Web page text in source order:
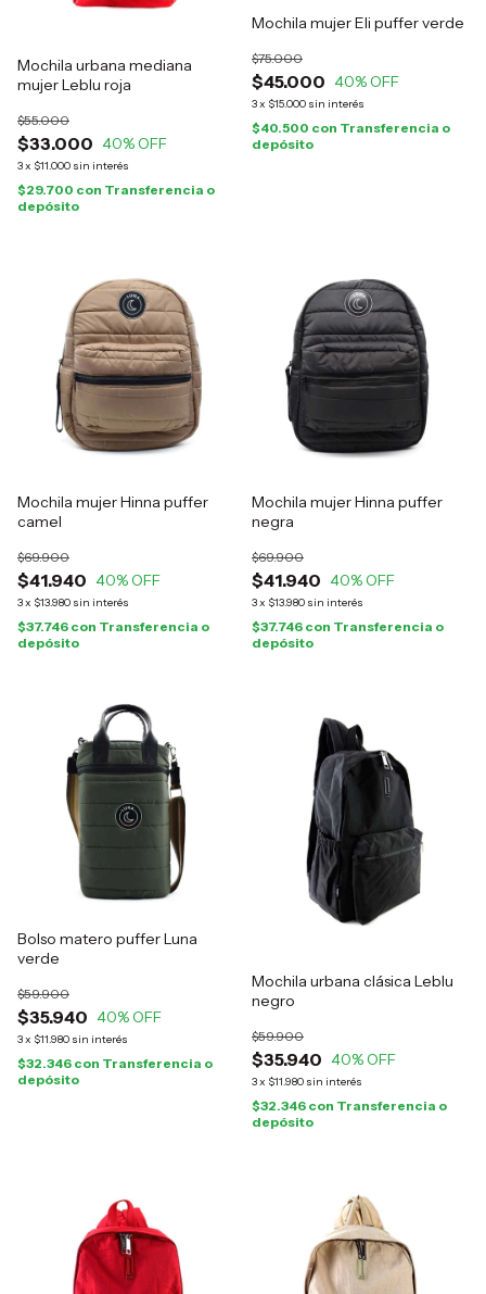
Mochila urbana mediana
mujer Leblu roja
$33.000
$55.000
40% OFF
3x $11.000 sin interés
$29.700 con Transferencia o
depósito
Mochila mujer Eli puffer verde
$45.000
$75.000
40% OFF
3x $15.000 sin interés
$40.500 con Transferencia o
depósito
Mochila mujer Hinna puffer
camel
$41.940
$69.900
40% OFF
3x $13.980 sin interés
$37.746 con Transferencia o
depósito
Mochila mujer Hinna puffer
negra
$41.940
$69.900
40% OFF
3x $13.980 sin interés
$37.746 con Transferencia o
depósito
Bolso matero puffer Luna
verde
$35.940
$59.900
40% OFF
3x $11.980 sin interés
$32.346 con Transferencia o
depósito
Mochila urbana clásica Leblu
negro
$35.940
$59.900
40% OFF
3x $11.980 sin interés
$32.346 con Transferencia o
depósito